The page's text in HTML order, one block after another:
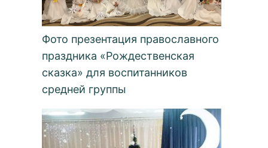
Фото презентация православного
праздника «Рождественская
сказка» для воспитанников
средней группы